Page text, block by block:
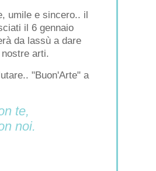
umile e sincero.. il
il 6 gennaio
da lassù a dare
arti.
"Buon'Arte" a
te,
noi.